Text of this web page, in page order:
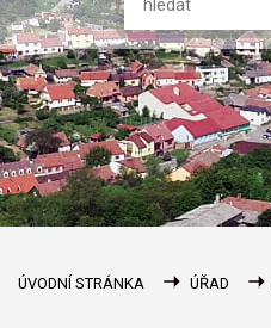
ÚVODNÍ STRÁNKA ÚŘAD